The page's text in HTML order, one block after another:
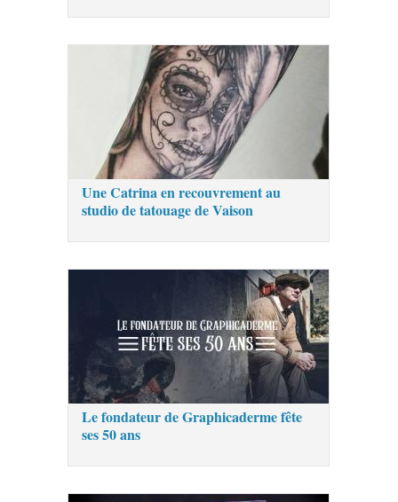
Une Catrina en recouvrement au
studio de tatouage de Vaison
Le fondateur de Graphicaderme fête
ses 50 ans